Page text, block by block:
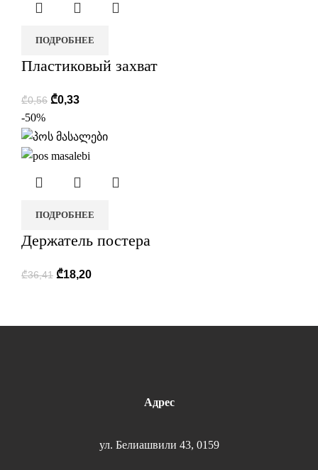
ПОДРОБНЕЕ
Пластиковый захват
₾0,56 ₾0,33
-50%
ПОДРОБНЕЕ
Держатель постера
₾36,41 ₾18,20
Адрес
ул. Белиашвили 43, 0159